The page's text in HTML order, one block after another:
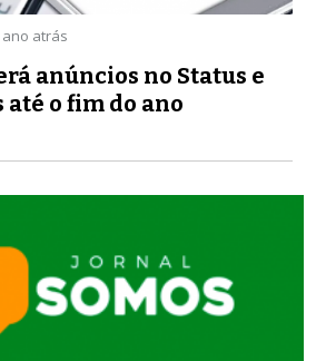
atrás
anúncios no Status e
até o fim do ano